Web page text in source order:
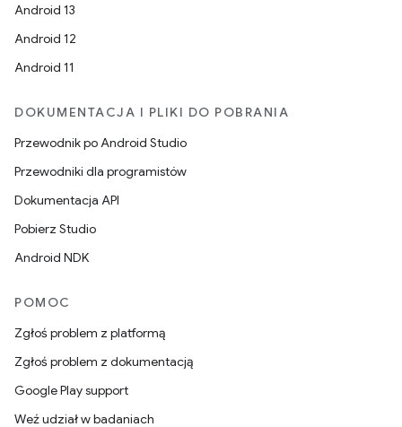
Android 13
Android 12
Android 11
DOKUMENTACJA I PLIKI DO POBRANIA
Przewodnik po Android Studio
Przewodniki dla programistów
Dokumentacja API
Pobierz Studio
Android NDK
POMOC
Zgłoś problem z platformą
Zgłoś problem z dokumentacją
Google Play support
Weź udział w badaniach